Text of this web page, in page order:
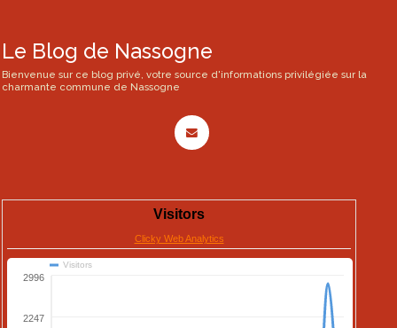
Le Blog de Nassogne
Bienvenue sur ce blog privé, votre source d'informations privilégiée sur la
charmante commune de Nassogne